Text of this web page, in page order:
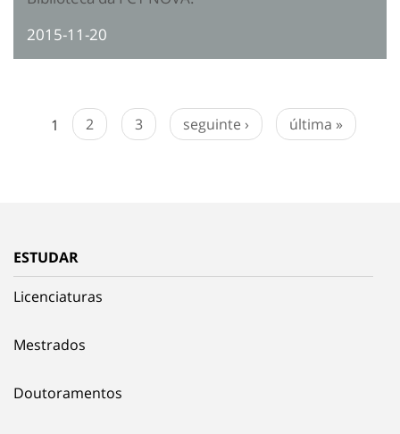
2015-11-20
1 2 3 seguinte › última »
ESTUDAR
Licenciaturas
Mestrados
Doutoramentos